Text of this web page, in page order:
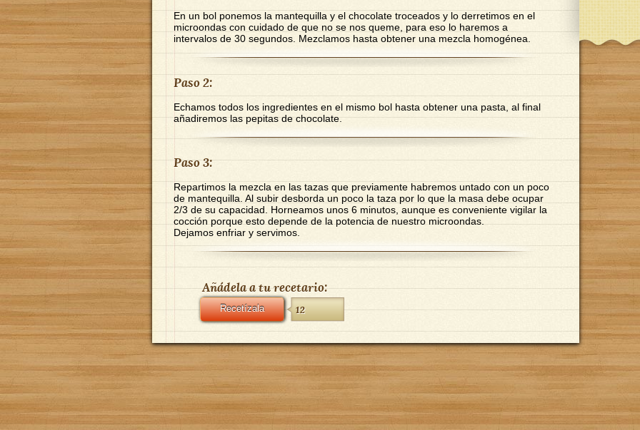
En un bol ponemos la mantequilla y el chocolate troceados y lo derretimos en el
microondas con cuidado de que no se nos queme, para eso lo haremos a
intervalos de 30 segundos. Mezclamos hasta obtener una mezcla homogénea.
Paso 2:
Echamos todos los ingredientes en el mismo bol hasta obtener una pasta, al final
añadiremos las pepitas de chocolate.
Paso 3:
Repartimos la mezcla en las tazas que previamente habremos untado con un poco
de mantequilla. Al subir desborda un poco la taza por lo que la masa debe ocupar
2/3 de su capacidad. Horneamos unos 6 minutos, aunque es conveniente vigilar la
cocción porque esto depende de la potencia de nuestro microondas.
Dejamos enfriar y servimos.
Añádela a tu recetario:
Recetízala 12